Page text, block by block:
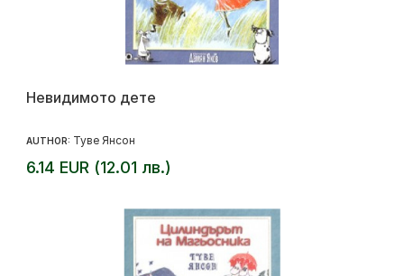
Невидимото дете
AUTHOR: Туве Янсон
6.14 EUR (12.01 лв.)